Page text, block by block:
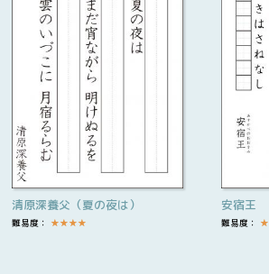
清原深養父（夏の夜は）
難易度： ★★★★
安宿王
難易度： ★